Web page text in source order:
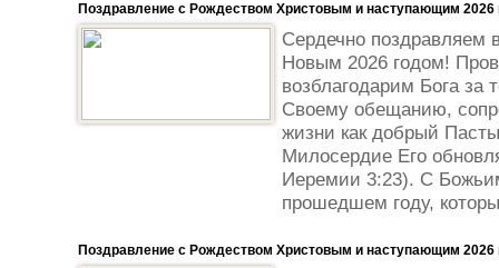
Поздравление с Рождеством Христовым и наступающим
Сердечно поздравляем
Новым 2026 годом!
возблагодарим Бога
Своему обещанию,
жизни как добрый
Милосердие Его
Иеремии 3:23). С
прошедшем году,
Поздравление с Рождеством Христовым и наступающим